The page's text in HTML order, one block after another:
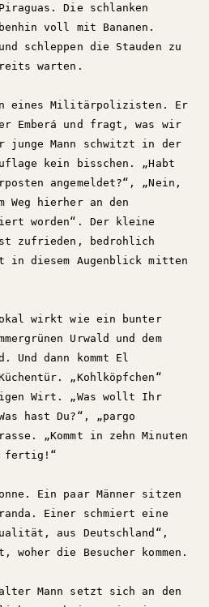
Die schlanken
voll mit Bananen.
schleppen die Stauden zu
warten.
eines Militärpolizisten. Er
Emberá und fragt, was wir
junge Mann schwitzt in der
kein bisschen. „Habt
angemeldet?“, „Nein,
Weg hierher an den
worden“. Der kleine
zufrieden, bedrohlich
in diesem Augenblick mitten
wirkt wie ein bunter
Urwald und dem
Und dann kommt El
„Kohlköpfchen“
Wirt. „Was wollt Ihr
hast Du?“, „pargo
„Kommt in zehn Minuten
fertig!“
Ein paar Männer sitzen
Einer schmiert eine
aus Deutschland“,
die Besucher kommen.
Mann setzt sich an den